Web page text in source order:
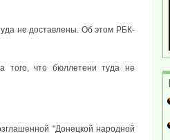
не доставлены. Об этом РБК-
того, что бюллетени туда не
"Донецкой народной